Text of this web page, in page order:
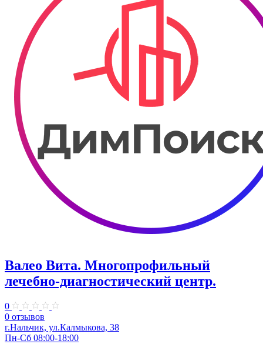
Валео Вита. Многопрофильный
лечебно-диагностический центр.
0
0 отзывов
г.Нальчик, ул.Калмыкова, 38
Пн-Сб 08:00-18:00